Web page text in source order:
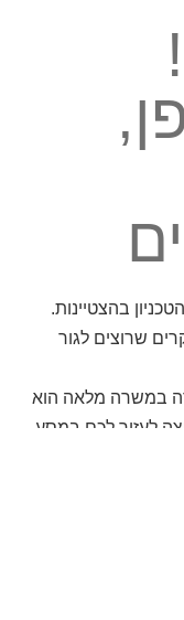
בהצטיינות.
שרוצים לגור
במשרה מלאה הוא
לעזור לכם במסע